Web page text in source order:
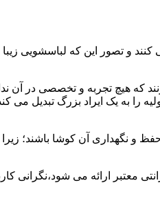
و تصور این که لباسشویی
هیچ تجربه و تخصصی در آن
را به یک ایراد بزرگ تبدیل
حفظ و نگهداری آن کوشا
معتبر ارائه می شود،نگرانی